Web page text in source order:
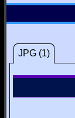
JPG (1)